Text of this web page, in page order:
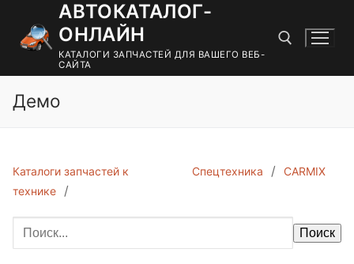
содержимому
АВТОКАТАЛОГ-
ОНЛАЙН
КАТАЛОГИ ЗАПЧАСТЕЙ ДЛЯ ВАШЕГО ВЕБ-
САЙТА
Демо
Каталоги запчастей к
технике
Спецтехника CARMIX
Поиск